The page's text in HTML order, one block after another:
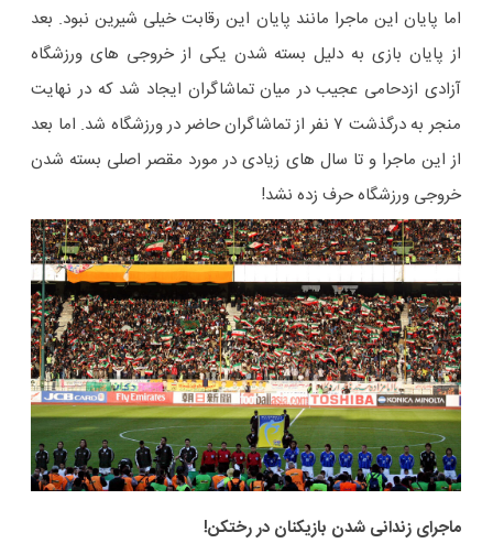
اما پایان این ماجرا مانند پایان این رقابت خیلی شیرین نبود. بعد
از پایان بازی به دلیل بسته شدن یکی از خروجی های ورزشگاه
آزادی ازدحامی عجیب در میان تماشاگران ایجاد شد که در نهایت
منجر به درگذشت ۷ نفر از تماشاگران حاضر در ورزشگاه شد. اما بعد
از این ماجرا و تا سال های زیادی در مورد مقصر اصلی بسته شدن
خروجی ورزشگاه حرف زده نشد!
ماجرای زندانی شدن بازیکنان در رختکن!